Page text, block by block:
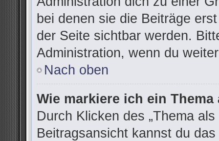
bei denen sie die Beiträge
der Seite sichtbar werden.
Administration, wenn du
Nach oben
Wie markiere ich ein Thema
Durch Klicken des „Thema
Beitragsansicht kannst du